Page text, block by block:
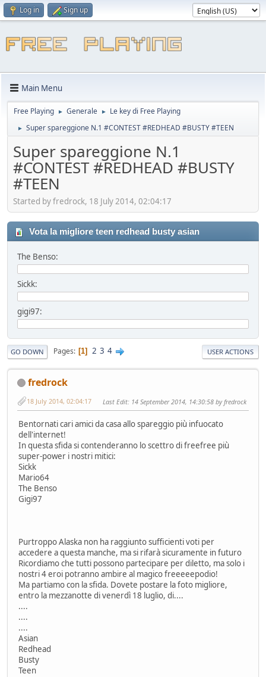
Log in Sign up
Main Menu
Free Playing ► Generale ► Le key di Free Playing
► Super spareggione N.1 #CONTEST #REDHEAD #BUSTY #TEEN
Super spareggione N.1
#CONTEST #REDHEAD #BUSTY
#TEEN
Started by fredrock, 18 July 2014, 02:04:17
Vota la migliore teen redhead busty asian
The Benso:
Sickk:
gigi97:
GO DOWN Pages 1 2 3 4 USER ACTIONS
fredrock
18 July 2014, 02:04:17 Last Edit: 14 September 2014, 14:30:58 by fredrock
Bentornati cari amici da casa allo spareggio più infuocato
dell'internet!
In questa sfida si contenderanno lo scettro di freefree più
super-power i nostri mitici:
Sickk
Mario64
The Benso
Gigi97
Purtroppo Alaska non ha raggiunto sufficienti voti per
accedere a questa manche, ma si rifarà sicuramente in futuro
Ricordiamo che tutti possono partecipare per diletto, ma solo i
nostri 4 eroi potranno ambire al magico freeeeepodio!
Ma partiamo con la sfida. Dovete postare la foto migliore,
entro la mezzanotte di venerdì 18 luglio, di....
....
....
....
Asian
Redhead
Busty
Teen